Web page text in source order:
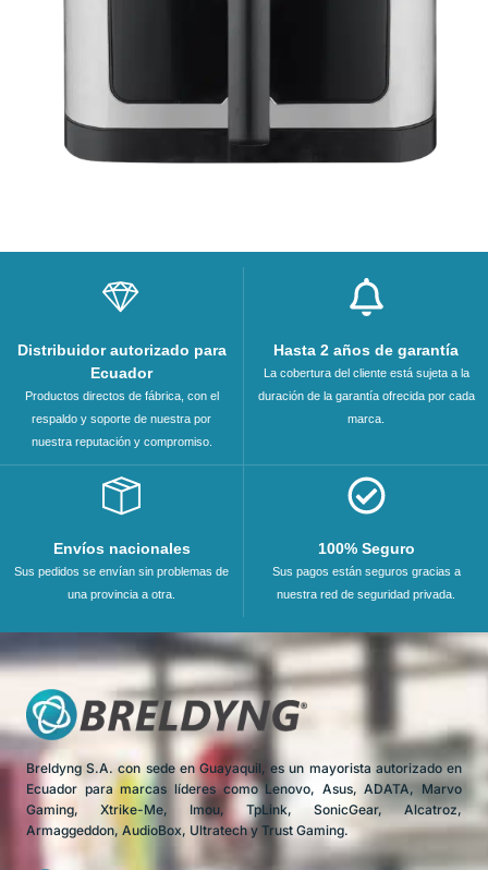
Distribuidor autorizado para
Ecuador
Productos directos de fábrica, con el
respaldo y soporte de nuestra por
nuestra reputación y compromiso.
Hasta 2 años de garantía
La cobertura del cliente está sujeta a la
duración de la garantía ofrecida por cada
marca.
Envíos nacionales
Sus pedidos se envían sin problemas de
una provincia a otra.
100% Seguro
Sus pagos están seguros gracias a
nuestra red de seguridad privada.
Breldyng S.A. con sede en Guayaquil, es un mayorista autorizado en
Ecuador para marcas líderes como Lenovo, Asus, ADATA, Marvo
Gaming, Xtrike-Me, Imou, TpLink, SonicGear, Alcatroz,
Armaggeddon, AudioBox, Ultratech y Trust Gaming.